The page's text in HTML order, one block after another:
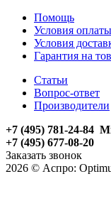
Помощь
Условия оплаты
Условия
Гарантия на
Статьи
Вопрос-ответ
Производители
+7 (495) 781-24-84
+7 (495) 677-08-20
Заказать звонок
2026 © Аспро: